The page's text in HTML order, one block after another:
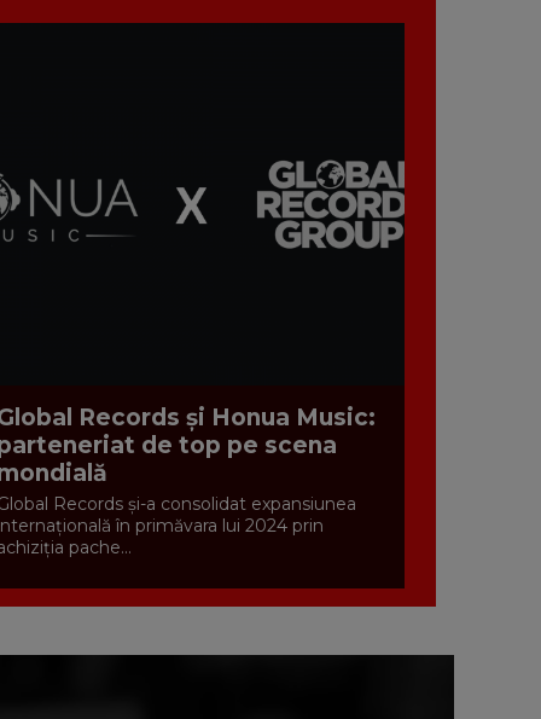
Records și Honua Music:
de top pe scena
Records și-a consolidat expansiunea
în primăvara lui 2024 prin
pache...